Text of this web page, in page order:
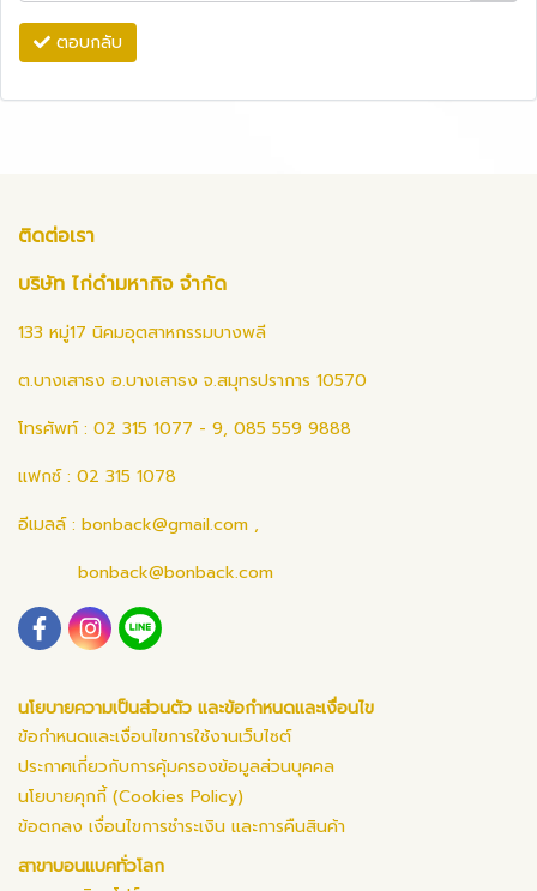
ตอบกลับ
ติดต่อเรา
บริษัท ไก่ดำมหากิจ จำกัด
133 หมู่17 นิคมอุตสาหกรรมบางพลี
ต.บางเสาธง อ.บางเสาธง จ.สมุทรปราการ 10570
โทรศัพท์ : 02 315 1077 - 9, 085 559 9888
แฟกซ์ : 02 315 1078
อีเมลล์ : bonback@gmail.com ,
bonback@bonback.com
นโยบายความเป็นส่วนตัว และข้อกำหนดและเงื่อนไข
ข้อกำหนดและเงื่อนไขการใช้งานเว็บไซต์
ประกาศเกี่ยวกับการคุ้มครองข้อมูลส่วนบุคคล
นโยบายคุกกี้ (Cookies Policy)
ข้อตกลง เงื่อนไขการชำระเงิน และการคืนสินค้า
สาขาบอนแบคทั่วโลก